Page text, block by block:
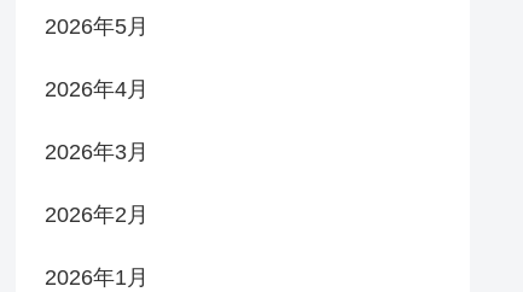
2026年5月
2026年4月
2026年3月
2026年2月
2026年1月